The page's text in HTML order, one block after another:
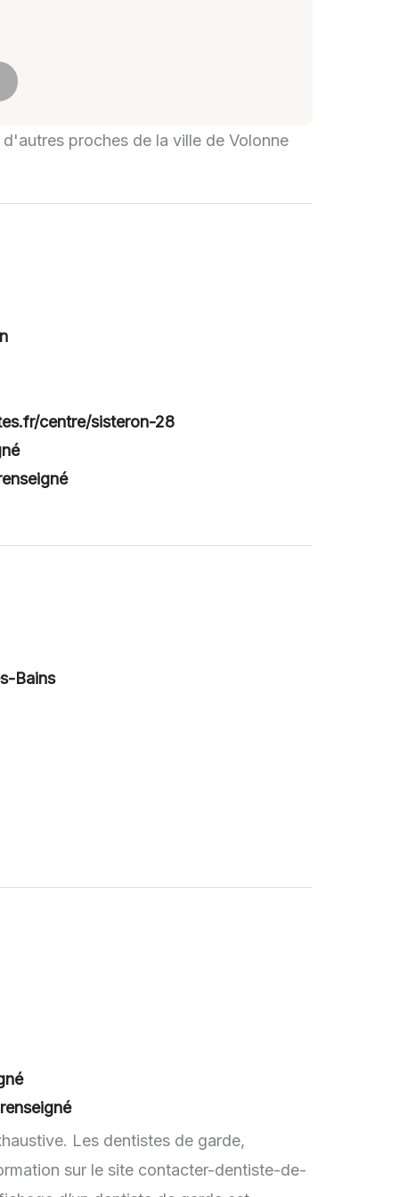
proches de la ville de Volonne
centre/sisteron-28
Bains
Les dentistes de garde,
sur le site contacter-dentiste-de-